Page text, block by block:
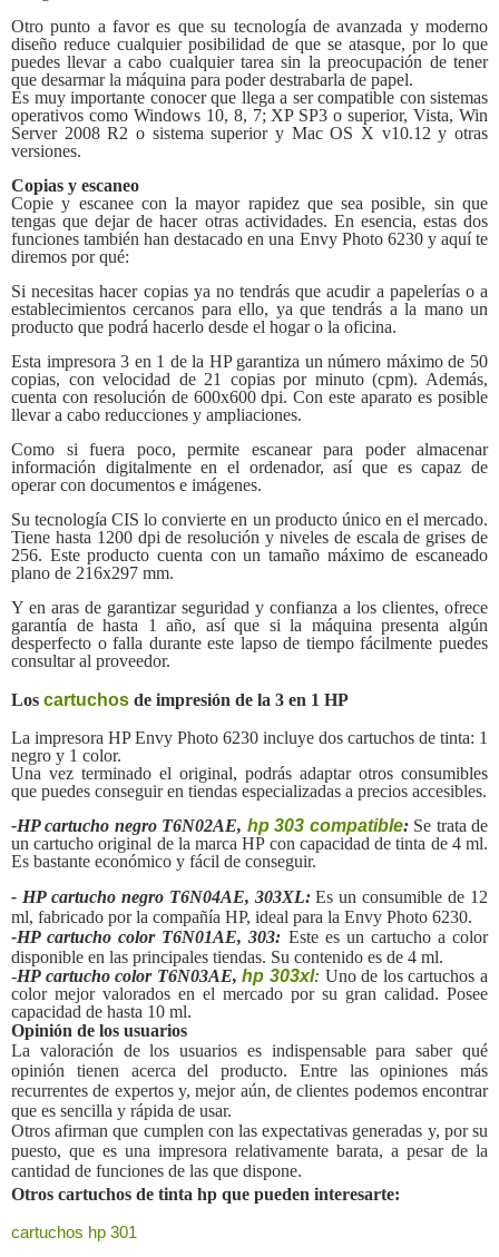
Otro punto a favor es que su tecnología de avanzada y moderno
diseño reduce cualquier posibilidad de que se atasque, por lo que
puedes llevar a cabo cualquier tarea sin la preocupación de tener
que desarmar la máquina para poder destrabarla de papel.
Es muy importante conocer que llega a ser compatible con sistemas
operativos como Windows 10, 8, 7; XP SP3 o superior, Vista, Win
Server 2008 R2 o sistema superior y Mac OS X v10.12 y otras
versiones.
Copias y escaneo
Copie y escanee con la mayor rapidez que sea posible, sin que
tengas que dejar de hacer otras actividades. En esencia, estas dos
funciones también han destacado en una Envy Photo 6230 y aquí te
diremos por qué:
Si necesitas hacer copias ya no tendrás que acudir a papelerías o a
establecimientos cercanos para ello, ya que tendrás a la mano un
producto que podrá hacerlo desde el hogar o la oficina.
Esta impresora 3 en 1 de la HP garantiza un número máximo de 50
copias, con velocidad de 21 copias por minuto (cpm). Además,
cuenta con resolución de 600x600 dpi. Con este aparato es posible
llevar a cabo reducciones y ampliaciones.
Como si fuera poco, permite escanear para poder almacenar
información digitalmente en el ordenador, así que es capaz de
operar con documentos e imágenes.
Su tecnología CIS lo convierte en un producto único en el mercado.
Tiene hasta 1200 dpi de resolución y niveles de escala de grises de
256. Este producto cuenta con un tamaño máximo de escaneado
plano de 216x297 mm.
Y en aras de garantizar seguridad y confianza a los clientes, ofrece
garantía de hasta 1 año, así que si la máquina presenta algún
desperfecto o falla durante este lapso de tiempo fácilmente puedes
consultar al proveedor.
Los cartuchos de impresión de la 3 en 1 HP
La impresora HP Envy Photo 6230 incluye dos cartuchos de tinta: 1
negro y 1 color.
Una vez terminado el original, podrás adaptar otros consumibles
que puedes conseguir en tiendas especializadas a precios accesibles.
-HP cartucho negro T6N02AE, hp 303 compatible: Se trata de
un cartucho original de la marca HP con capacidad de tinta de 4 ml.
Es bastante económico y fácil de conseguir.
- HP cartucho negro T6N04AE, 303XL:Es un consumible de 12
ml, fabricado por la compañía HP, ideal para la Envy Photo 6230.
-HP cartucho color T6N01AE, 303: Este es un cartucho a color
disponible en las principales tiendas. Su contenido es de 4 ml.
-HP cartucho color T6N03AE,hp 303xl: Uno de los cartuchos a
color mejor valorados en el mercado por su gran calidad. Posee
capacidad de hasta 10 ml.
Opinión de los usuarios
La valoración de los usuarios es indispensable para saber qué
opinión tienen acerca del producto. Entre las opiniones más
recurrentes de expertos y, mejor aún, de clientes podemos encontrar
que es sencilla y rápida de usar.
Otros afirman que cumplen con las expectativas generadas y, por su
puesto, que es una impresora relativamente barata, a pesar de la
cantidad de funciones de las que dispone.
Otros cartuchos de tinta hp que pueden interesarte:
cartuchos hp 301